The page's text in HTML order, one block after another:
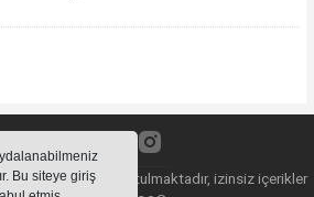
Bu siteye giriş
tüm hakları saklı tutulmaktadır, izinsiz içerikler